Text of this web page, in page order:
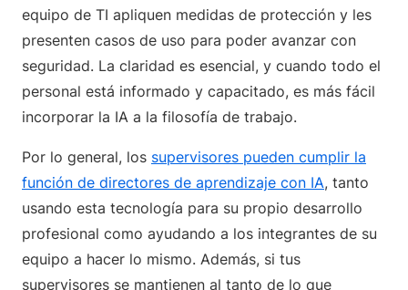
equipo de TI apliquen medidas de protección y les
presenten casos de uso para poder avanzar con
seguridad. La claridad es esencial, y cuando todo el
personal está informado y capacitado, es más fácil
incorporar la IA a la filosofía de trabajo.
Por lo general, los supervisores pueden cumplir la
función de directores de aprendizaje con IA, tanto
usando esta tecnología para su propio desarrollo
profesional como ayudando a los integrantes de su
equipo a hacer lo mismo. Además, si tus
supervisores se mantienen al tanto de lo que